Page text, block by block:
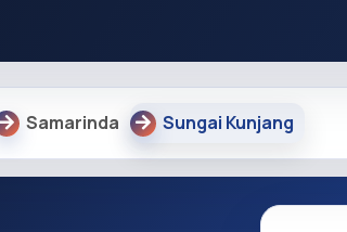
Samarinda Sungai Kunjang